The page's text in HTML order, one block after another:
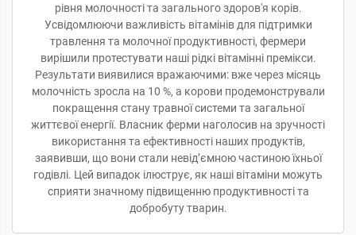
рівня молочності та загального здоров'я корів.
Усвідомлюючи важливість вітамінів для підтримки
травлення та молочної продуктивності, фермери
вирішили протестувати наші рідкі вітамінні премікси.
Результати виявилися вражаючими: вже через місяць
молочність зросла на 10 %, а корови продемонстрували
покращення стану травної системи та загальної
життєвої енергії. Власник ферми наголосив на зручності
використання та ефективності наших продуктів,
заявивши, що вони стали невід’ємною частиною їхньої
годівлі. Цей випадок ілюструє, як наші вітаміни можуть
сприяти значному підвищенню продуктивності та
добробуту тварин.